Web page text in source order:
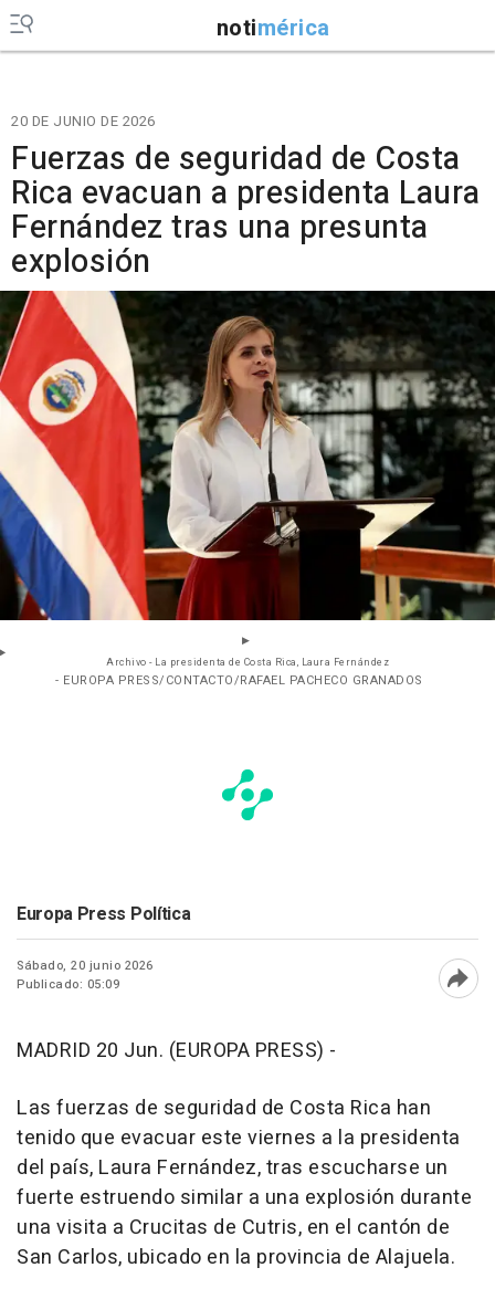
notimérica
20 DE JUNIO DE 2026
Fuerzas de seguridad de Costa
Rica evacuan a presidenta Laura
Fernández tras una presunta
explosión
Archivo - La presidenta de Costa Rica, Laura Fernández
- EUROPA PRESS/CONTACTO/RAFAEL PACHECO GRANADOS
Europa Press Política
Sábado, 20 junio 2026
Publicado: 05:09
MADRID 20 Jun. (EUROPA PRESS) -
Las fuerzas de seguridad de Costa Rica han
tenido que evacuar este viernes a la presidenta
del país, Laura Fernández, tras escucharse un
fuerte estruendo similar a una explosión durante
una visita a Crucitas de Cutris, en el cantón de
San Carlos, ubicado en la provincia de Alajuela.